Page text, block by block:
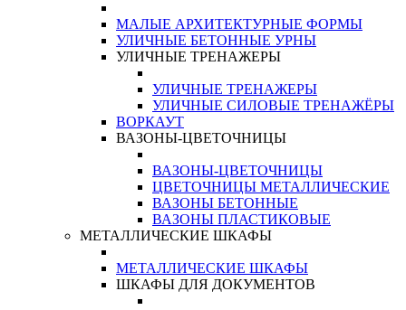
МАЛЫЕ АРХИТЕКТУРНЫЕ ФОРМЫ
УЛИЧНЫЕ БЕТОННЫЕ УРНЫ
УЛИЧНЫЕ ТРЕНАЖЕРЫ
УЛИЧНЫЕ ТРЕНАЖЕРЫ
УЛИЧНЫЕ СИЛОВЫЕ ТРЕНАЖЁРЫ
ВОРКАУТ
ВАЗОНЫ-ЦВЕТОЧНИЦЫ
ВАЗОНЫ-ЦВЕТОЧНИЦЫ
ЦВЕТОЧНИЦЫ МЕТАЛЛИЧЕСКИЕ
ВАЗОНЫ БЕТОННЫЕ
ВАЗОНЫ ПЛАСТИКОВЫЕ
МЕТАЛЛИЧЕСКИЕ ШКАФЫ
МЕТАЛЛИЧЕСКИЕ ШКАФЫ
ШКАФЫ ДЛЯ ДОКУМЕНТОВ